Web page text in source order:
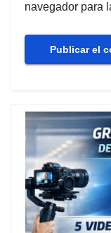
navegador para